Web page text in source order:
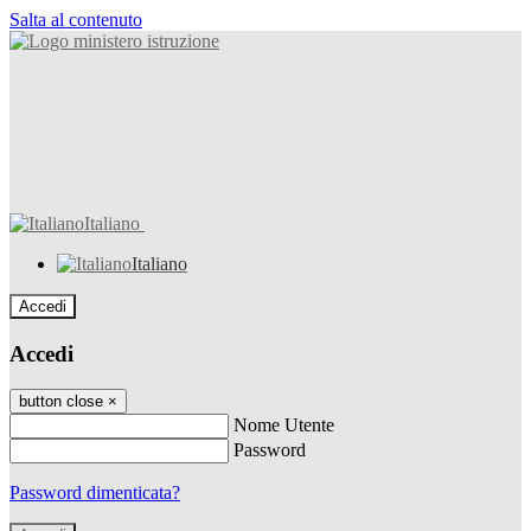
Salta al contenuto
Italiano
Italiano
Accedi
Accedi
button close ×
Nome Utente
Password
Password dimenticata?